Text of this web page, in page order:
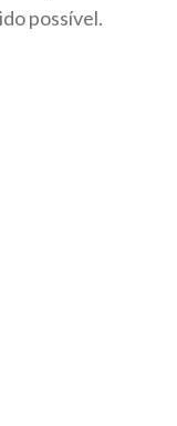
possível.